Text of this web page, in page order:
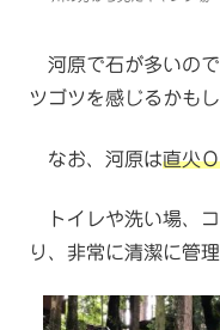
河原で石が多いの
ツゴツを感じるかもし
なお、河原は直火
トイレや洗い場、
り、非常に清潔に管